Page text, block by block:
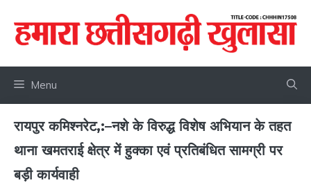
content
Menu
रायपुर कमिश्नरेट,:–नशे के विरुद्ध विशेष अभियान के तहत
थाना खमतराई क्षेत्र में हुक्का एवं प्रतिबंधित सामग्री पर
बड़ी कार्यवाही